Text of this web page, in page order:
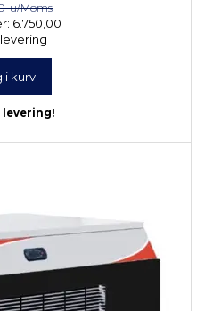
u/Moms
6.750,00
i kurv
levering!